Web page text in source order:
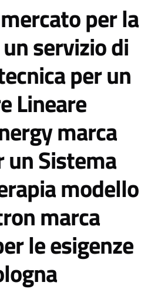
per la
servizio di
per un
Lineare
marca
un Sistema
modello
marca
le esigenze